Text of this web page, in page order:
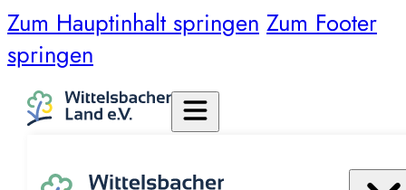
Zum Hauptinhalt springen Zum Footer
springen